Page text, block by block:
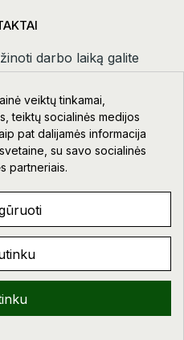
darbo laiką galite
kontaktai.
109, Klaipėda
02418
TEISĖS SAUGOMOS.
veiktų tinkamai,
teiktų socialinės medijos
pat dalijamės informacija
su savo socialinės
partneriais.